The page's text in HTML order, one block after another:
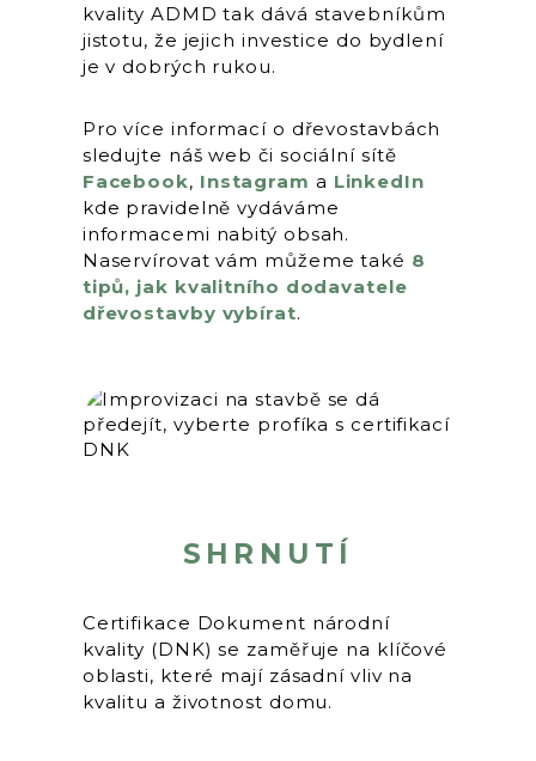
kvality ADMD tak dává stavebníkům
jistotu, že jejich investice do bydlení
je v dobrých rukou.
Pro více informací o dřevostavbách
sledujte náš web či sociální sítě
Facebook, Instagram a LinkedIn
kde pravidelně vydáváme
informacemi nabitý obsah.
Naservírovat vám můžeme také 8
tipů, jak kvalitního dodavatele
dřevostavby vybírat.
SHRNUTÍ
Certifikace Dokument národní
kvality (DNK) se zaměřuje na klíčové
oblasti, které mají zásadní vliv na
kvalitu a životnost domu.